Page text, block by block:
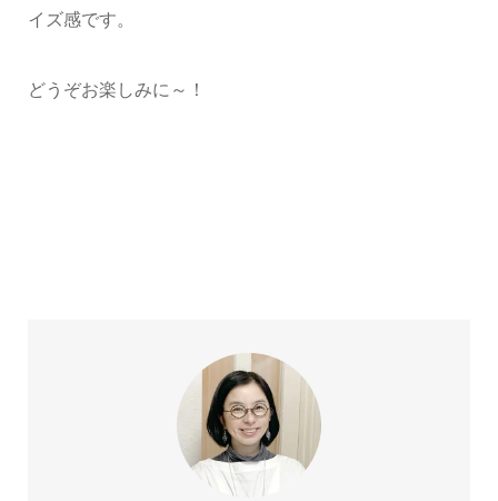
イズ感です。
どうぞお楽しみに～！